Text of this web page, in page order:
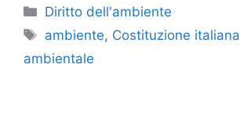
Categorie
Diritto dell'ambiente
Tag
ambiente, Costituzione italiana
ambientale